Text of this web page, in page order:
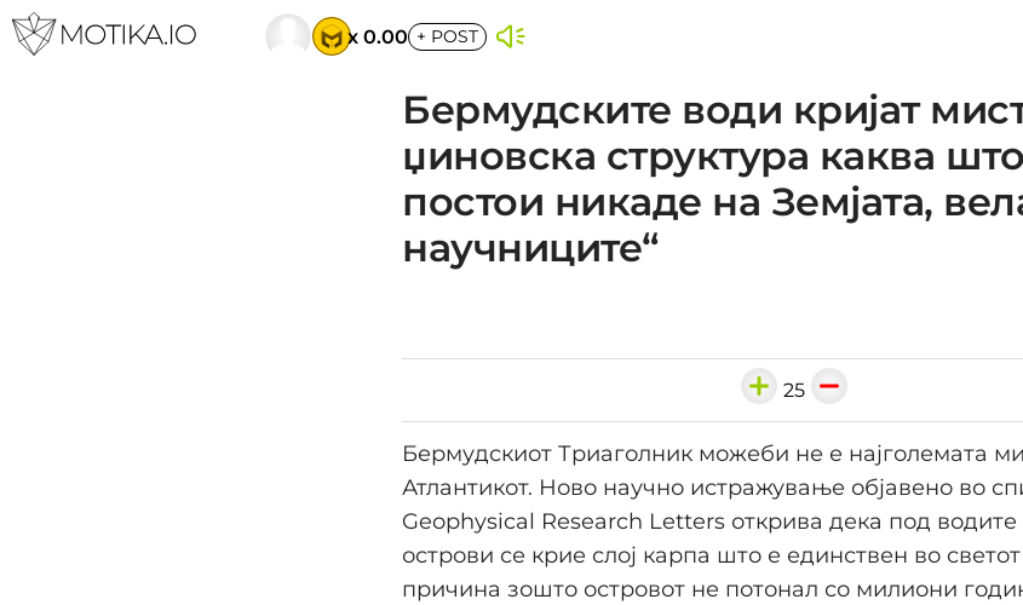
x 0.00 + POST
Бермудските води кријат
џиновска структура каква
постои никаде на Земјата,
научниците“
25
Бермудскиот Триаголник можеби не е најголемата
Атлантикот. Ново научно истражување објавено во
Geophysical Research Letters открива дека под
острови се крие слој карпа што е единствен во
причина зошто островот не потонал со милиони